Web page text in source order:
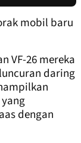
mobil baru
VF-26 mereka
daring
dengan